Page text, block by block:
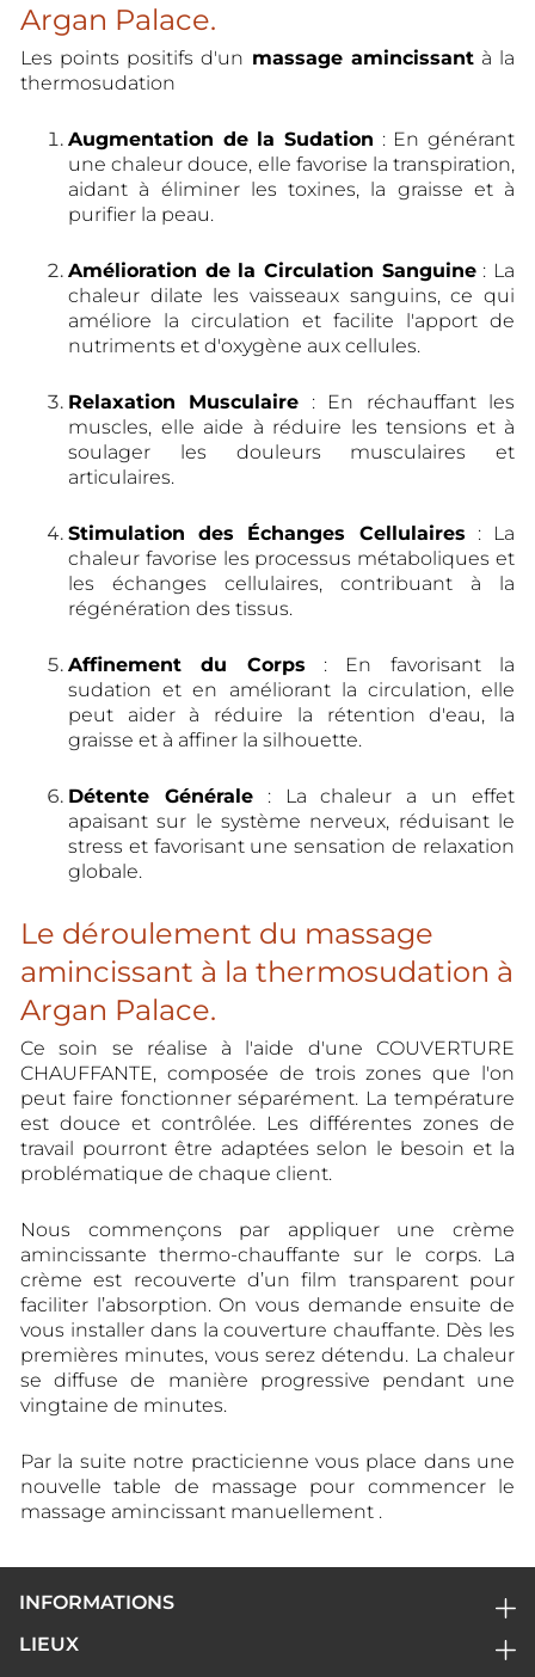
Argan Palace.
Les points positifs d'un massage amincissantà la
thermosudation
Augmentation de la Sudation : En générant
une chaleur douce, elle favorise la transpiration,
aidant à éliminer les toxines, la graisse et à
purifier la peau.
Amélioration de la Circulation Sanguine: La
chaleur dilate les vaisseaux sanguins, ce qui
améliore la circulation et facilite l'apport de
nutriments et d'oxygène aux cellules.
Relaxation Musculaire : En réchauffant les
muscles, elle aide à réduire les tensions et à
soulager les douleurs musculaires et
articulaires.
Stimulation des Échanges Cellulaires : La
chaleur favorise les processus métaboliques et
les échanges cellulaires, contribuant à la
régénération des tissus.
Affinement du Corps : En favorisant la
sudation et en améliorant la circulation, elle
peut aider à réduire la rétention d'eau, la
graisse et à affiner la silhouette.
Détente Générale: La chaleur a un effet
apaisant sur le système nerveux, réduisant le
stress et favorisant une sensation de relaxation
globale.
Le déroulement du massage
amincissant à la thermosudation à
Argan Palace.
Ce soin se réalise à l'aide d'une COUVERTURE
CHAUFFANTE, composée de trois zones que l'on
peut faire fonctionner séparément. La température
est douce et contrôlée. Les différentes zones de
travail pourront être adaptées selon le besoin et la
problématique de chaque client.
Nous commençons par appliquer une crème
amincissante thermo-chauffante sur le corps. La
crème est recouverte d’un film transparent pour
faciliter l’absorption. On vous demande ensuite de
vous installer dans la couverture chauffante. Dès les
premières minutes, vous serez détendu. La chaleur
se diffuse de manière progressive pendant une
vingtaine de minutes.
Par la suite notre practicienne vous place dans une
nouvelle table de massage pour commencer le
massage amincissant manuellement .
INFORMATIONS
Accueil
LIEUX